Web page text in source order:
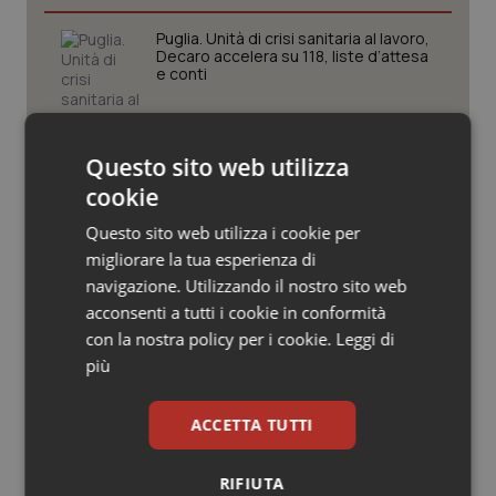
Veneto
Oncoematologia
Oncologia & Nutrizione
Psoriasi & pelle
Quotidiano Cardiologia
Quotidiano Chirurgia
Quotidiano Oncologia
Quotidiano Pediatria
Puglia. Unità di crisi sanitaria al lavoro,
Decaro accelera su 118, liste d’attesa
e conti
informatico per segnalare l’esistenza
di un equivalente meno costoso
Influenza. Dal 1° ottobre al via la
campagna vaccinale 2026/2027 in
Lombardia
Lazio. Seduta straordinaria del
“Senza personale né servizi. Dov’è la
Questo sito web utilizza
cookie
Questo sito web utilizza i cookie per
migliorare la tua esperienza di
navigazione. Utilizzando il nostro sito web
acconsenti a tutti i cookie in conformità
con la nostra policy per i cookie. Leggi di
più
ACCETTA TUTTI
RIFIUTA